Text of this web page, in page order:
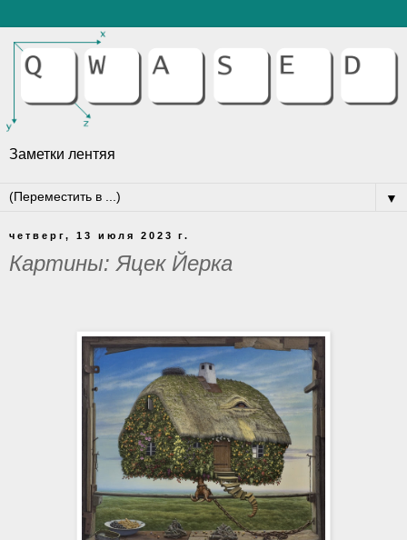
Заметки лентяя
▼
четверг, 13 июля 2023 г.
Картины: Яцек Йерка